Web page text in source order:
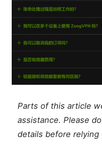
Parts of this article
assistance. Please
details before relying